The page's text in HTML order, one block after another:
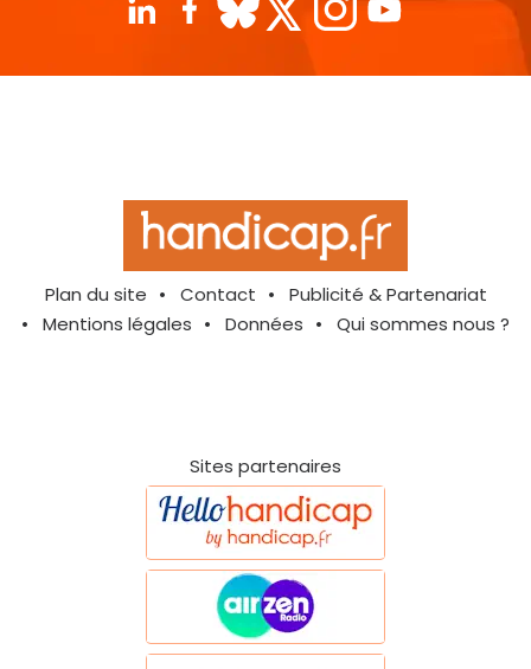
Plan du site Contact
Publicité & Partenariat
Mentions légales
Données Qui sommes nous ?
Sites partenaires